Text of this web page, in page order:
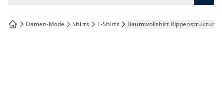
springen
springen
zur Startseite
Damen-Mode Shirts T-Shirts Baumwollshirt Rippenstruktur